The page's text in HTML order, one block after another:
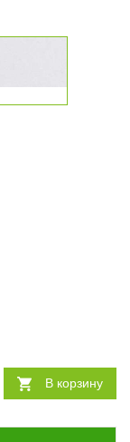
В корзину